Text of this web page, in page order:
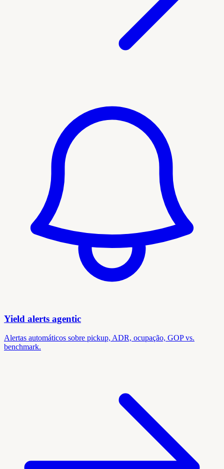
Yield alerts agentic
Alertas automáticos sobre pickup, ADR, ocupação, GOP vs.
benchmark.